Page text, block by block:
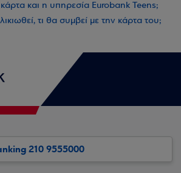
κάρτα και η υπηρεσία Eurobank Teens;
τι θα συμβεί με την κάρτα του;
210 9555000